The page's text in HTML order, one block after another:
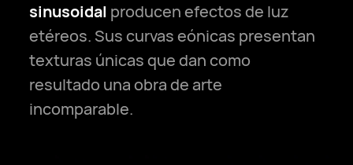
sinusoidal producen efectos de luz
etéreos. Sus curvas eónicas presentan
texturas únicas que dan como
resultado una obra de arte
incomparable.